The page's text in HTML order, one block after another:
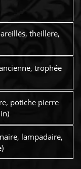
theillere,
trophée
potiche pierre
lampadaire,